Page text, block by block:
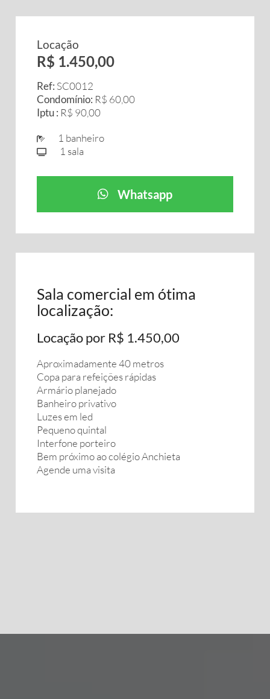
Locação
R$ 1.450,00
Ref: SC0012
Condomínio: R$ 60,00
Iptu : R$ 90,00
1 banheiro
1 sala
Whatsapp
Sala comercial em ótima
localização:
Locação por R$ 1.450,00
Aproximadamente 40 metros
Copa para refeições rápidas
Armário planejado
Banheiro privativo
Luzes em led
Pequeno quintal
Interfone porteiro
Bem próximo ao colégio Anchieta
Agende uma visita